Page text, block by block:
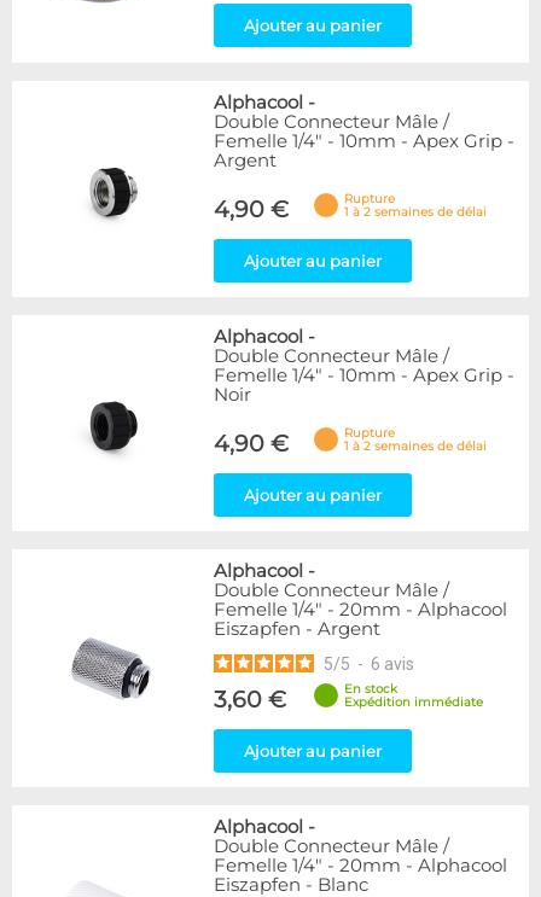
Ajouter au panier
Alphacool -
Double Connecteur Mâle /
Femelle 1/4" - 10mm - Apex Grip -
Argent
4,90 €
Rupture
1 à 2 semaines de délai
Ajouter au panier
Alphacool -
Double Connecteur Mâle /
Femelle 1/4" - 10mm - Apex Grip -
Noir
4,90 €
Rupture
1 à 2 semaines de délai
Ajouter au panier
Alphacool -
Double Connecteur Mâle /
Femelle 1/4" - 20mm - Alphacool
Eiszapfen - Argent
5/5 - 6 avis
3,60 €
En stock
Expédition immédiate
Ajouter au panier
Alphacool -
Double Connecteur Mâle /
Femelle 1/4" - 20mm - Alphacool
Eiszapfen - Blanc